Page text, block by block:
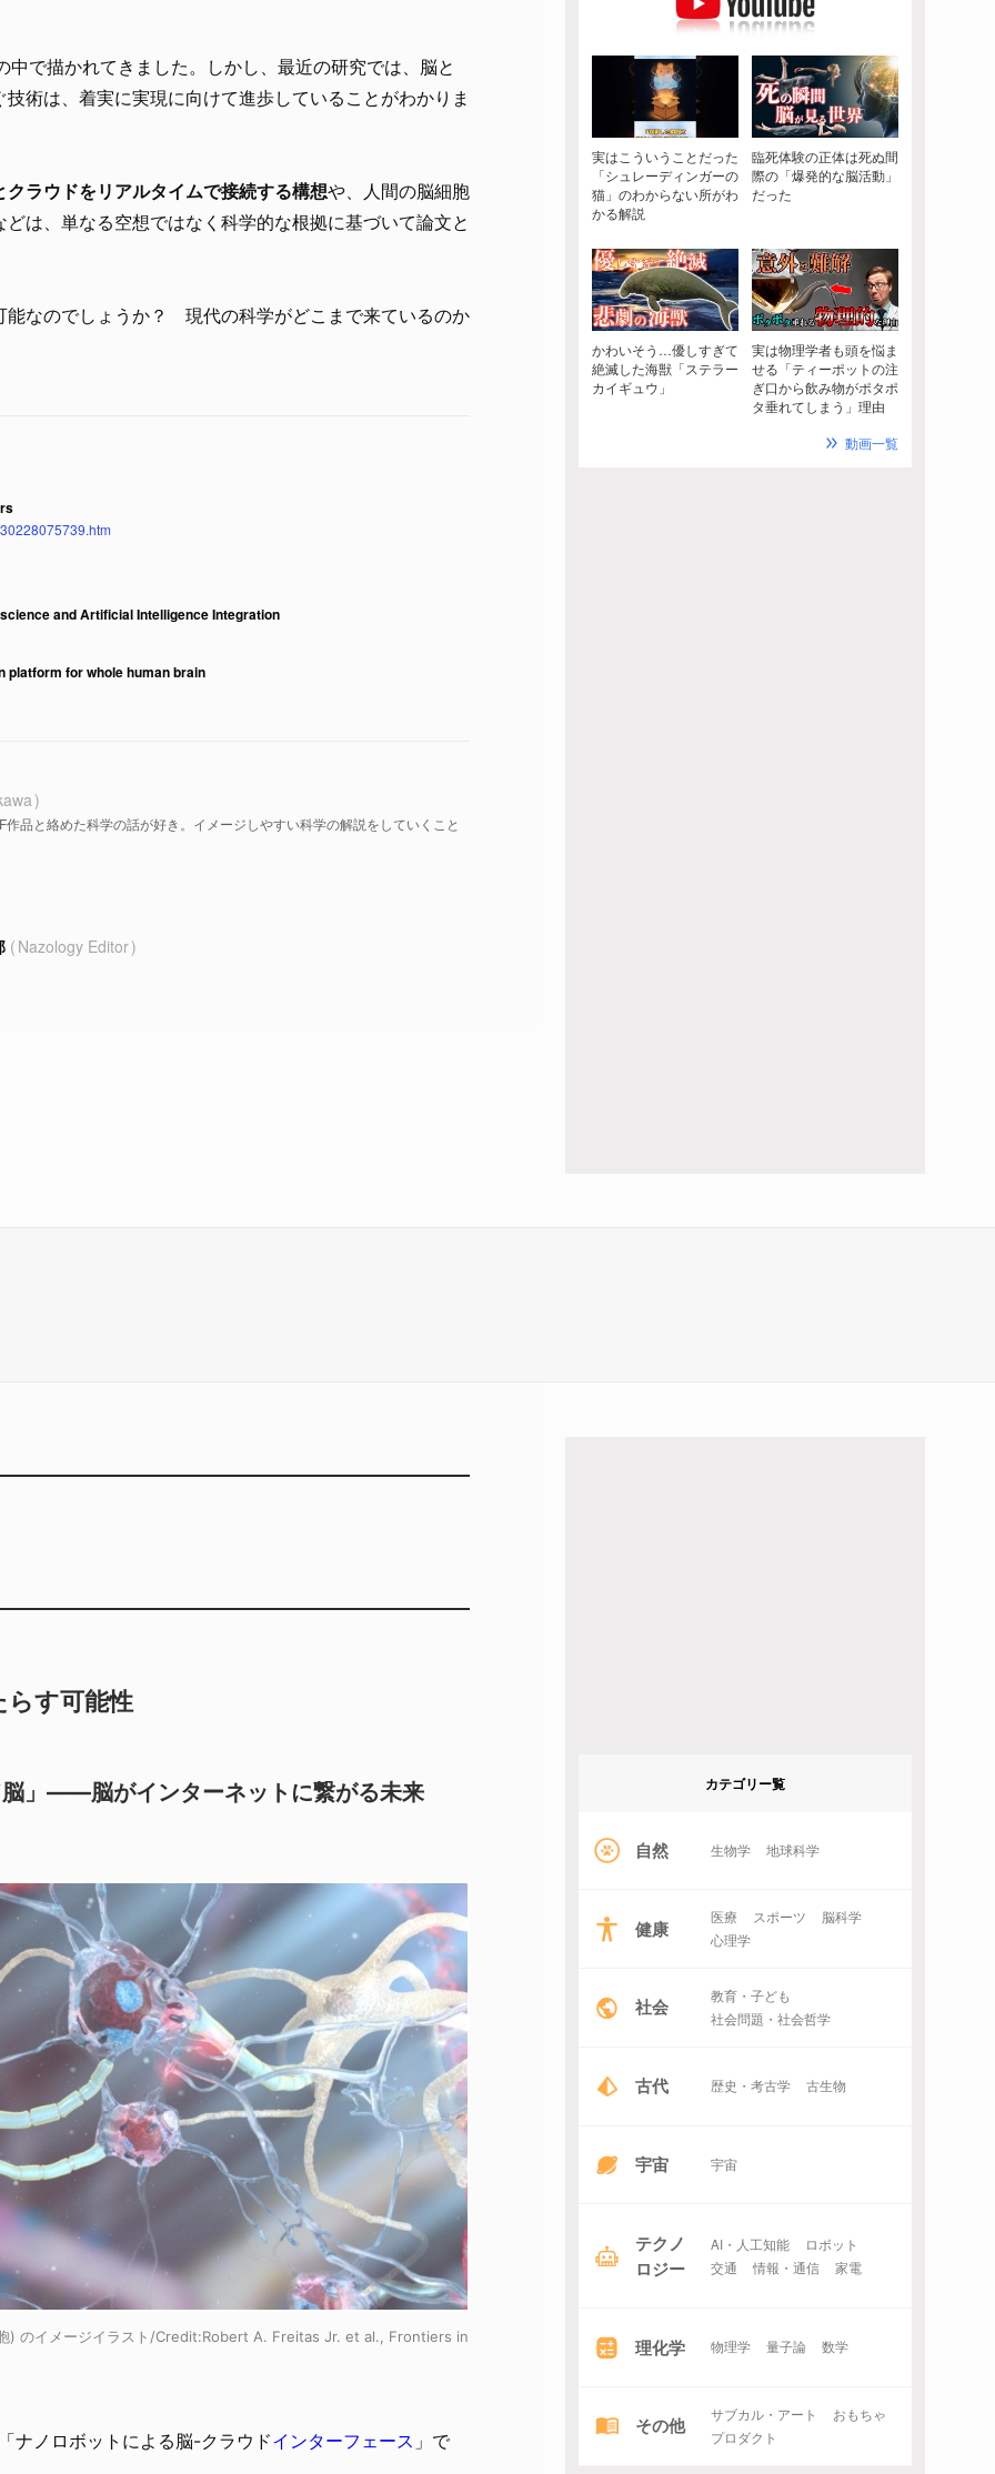
で描かれてきました。しかし、最近の研究では、脳と
術は、着実に実現に向けて進歩していることがわかりま
ラウドをリアルタイムで接続する構想や、人間の脳細胞
は、単なる空想ではなく科学的な根拠に基づいて論文と
能なのでしょうか？ 現代の科学がどこまで来ているのか
and Artificial Intelligence Integration
platform for whole human brain
品と絡めた科学の話が好き。イメージしやすい科学の解説をしていくこと
Nazology Editor
実はこういうことだった
「シュレーディンガーの
猫」のわからない所がわ
かる解説
臨死体験の正体は死ぬ間
際の「爆発的な脳活動」
だった
かわいそう…優しすぎて
絶滅した海獣「ステラー
カイギュウ」
実は物理学者も頭を悩ま
せる「ティーポットの注
ぎ口から飲み物がポタポ
タ垂れてしまう」理由
動画一覧
す可能性
」——脳がインターネットに繋がる未来
) のイメージイラスト/Credit:Robert A. Freitas Jr. et al., Frontiers in
ナノロボットによる脳-クラウドインターフェース 」で
カテゴリー覧
自然 生物学 地球科学
健康 医療 スポーツ
脳科学
心理学
社会
教育・子ども
社会問題・社会哲学
古代 歴史・考古学 古生物
宇宙 宇宙
テクノ
ロジー
AI・人工知能
ロボット
交通
情報・通信 家電
理化学 物理学 量子論 数学
その他 サブカル・アート
おもちゃ
プロダクト